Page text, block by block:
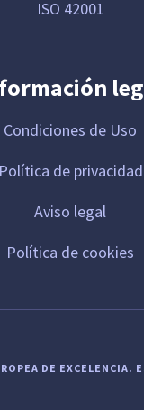
ISO 42001
Condiciones de Uso
Política de privacidad
Aviso legal
Política de cookies
DE EXCELENCIA.